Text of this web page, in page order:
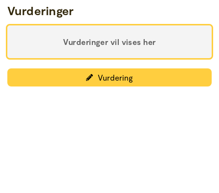
Vurderinger
Vurderinger vil vises her
Vurdering